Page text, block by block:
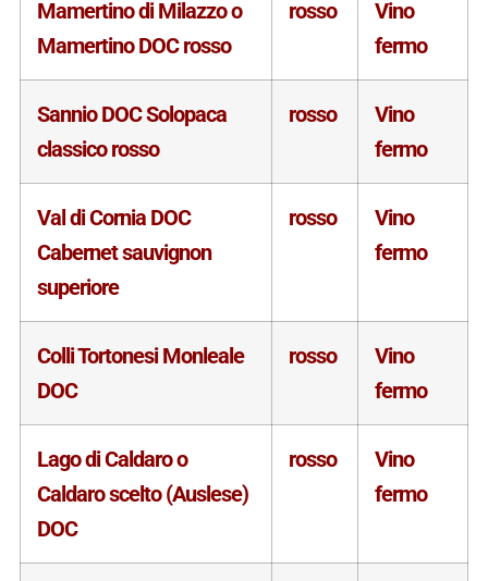
Mamertino di Milazzo o
Mamertino DOC rosso
rosso
Vino
fermo
Sannio DOC Solopaca
classico rosso
rosso
Vino
fermo
Val di Cornia DOC
Cabernet sauvignon
superiore
rosso
Vino
fermo
Colli Tortonesi Monleale
DOC
rosso
Vino
fermo
Lago di Caldaro o
Caldaro scelto (Auslese)
DOC
rosso
Vino
fermo